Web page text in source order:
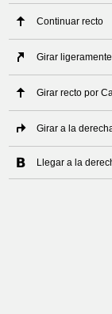
Continuar recto
Girar
Girar recto por
Girar a la
Llegar a la